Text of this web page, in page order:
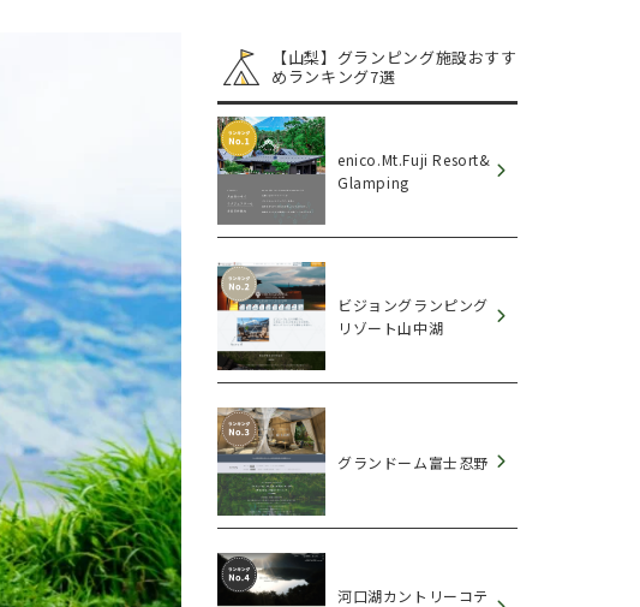
【山梨】グランピング施設おすす
めランキング7選
enico.Mt.Fuji Resort&
Glamping
ビジョングランピング
リゾート山中湖
グランドーム富士忍野
河口湖カントリーコテ